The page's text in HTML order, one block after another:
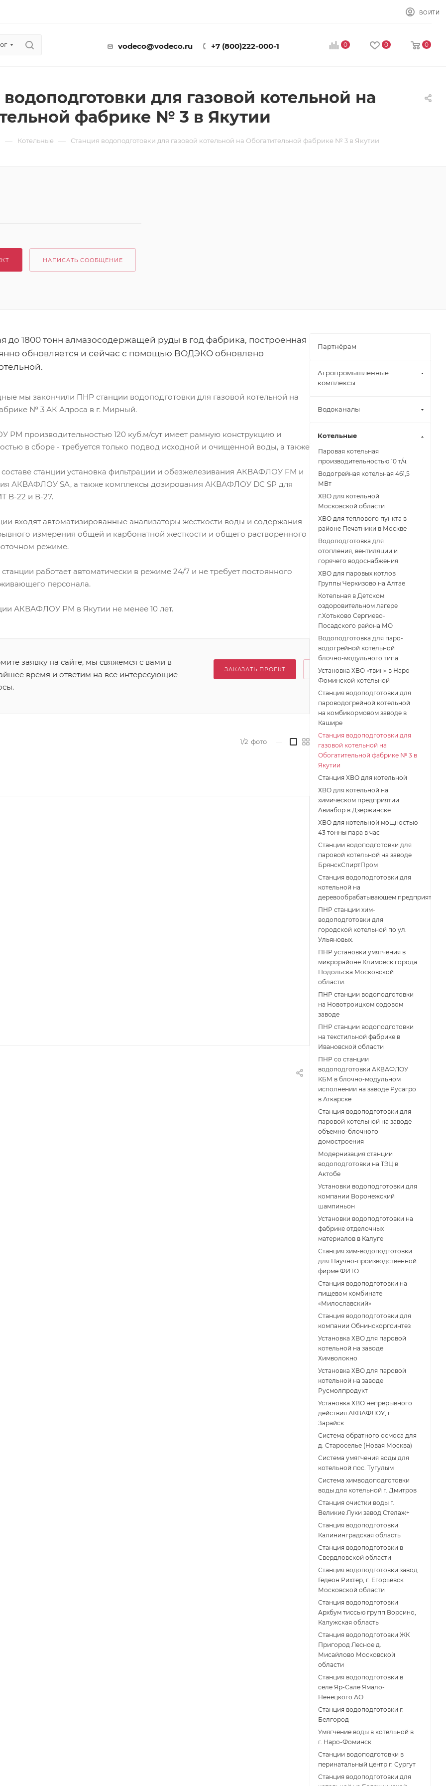
ВОЙТИ
vodeco@vodeco.ru +7 (800)222-000-1 0 0 0
для газовой котельной на
фабрике № 3 в Якутии
— Котельные — Станция водоподготовки для газовой котельной на Обогатительной фабрике № 3 в Якутии
НАПИСАТЬ СООБЩЕНИЕ
до 1800 тонн алмазосодержащей руды в год фабрика, построенная
обновляется и сейчас с помощью ВОДЭКО обновлено
мы закончили ПНР станции водоподготовки для газовой котельной на
№ 3 АК Алроса в г. Мирный.
производительностью 120 куб.м/сут имеет рамную конструкцию и
в сборе - требуется только подвод исходной и очищенной воды, а также
составе станции установка фильтрации и обезжелезивания АКВАФЛОУ FM и
АКВАФЛОУ SA, а также комплексы дозирования АКВАФЛОУ DC SР для
В-22 и В-27.
входят автоматизированные анализаторы жёсткости воды и содержания
измерения общей и карбонатной жесткости и общего растворенного
режиме.
работает автоматически в режиме 24/7 и не требует постоянного
персонала.
АКВАФЛОУ РМ в Якутии не менее 10 лет.
заявку на сайте, мы свяжемся с вами в
время и ответим на все интересующие
ЗАКАЗАТЬ ПРОЕКТ
1/2 фото
Партнёрам
Агропромышленные
комплексы
Водоканалы
Котельные
Паровая котельная
производительностью 10 т/ч.
Водогрейная котельная 461,5
МВт
ХВО для котельной
Московской области
ХВО для теплового пункта в
районе Печатники в Москве
Водоподготовка для
отопления, вентиляции и
горячего водоснабжения
ХВО для паровых котлов
Группы Черкизово на Алтае
Котельная в Детском
оздоровительном лагере
г.Хотьково Сергиево-
Посадского района МО
Водоподготовка для паро-
водогрейной котельной
блочно-модульного типа
Установка ХВО «твин» в Наро-
Фоминской котельной
Станция водоподготовки для
пароводогрейной котельной
на комбикормовом заводе в
Кашире
Станция водоподготовки для
газовой котельной на
Обогатительной фабрике № 3 в
Якутии
Станция ХВО для котельной
ХВО для котельной на
химическом предприятии
Авиабор в Дзержинске
ХВО для котельной мощностью
43 тонны пара в час
Станции водоподготовки для
паровой котельной на заводе
БрянскСпиртПром
Станция водоподготовки для
котельной на
деревообрабатывающем предприятии
ПНР станции хим-
водоподготовки для
городской котельной по ул.
Ульяновых.
ПНР установки умягчения в
микрорайоне Климовск города
Подольска Московской
области.
ПНР станции водоподготовки
на Новотроицком содовом
заводе
ПНР станции водоподготовки
на текстильной фабрике в
Ивановской области
ПНР со станции
водоподготовки АКВАФЛОУ
КБМ в блочно-модульном
исполнении на заводе Русагро
в Аткарске
Станция водоподготовки для
паровой котельной на заводе
объемно-блочного
домостроения
Модернизация станции
водоподготовки на ТЭЦ в
Актобе
Установки водоподготовки для
компании Воронежский
шампиньон
Установки водоподготовки на
фабрике отделочных
материалов в Калуге
Станция хим-водоподготовки
для Научно-производственной
фирме ФИТО
Станция водоподготовки на
пищевом комбинате
«Милославский»
Станция водоподготовки для
компании Обнинскоргсинтез
Установка ХВО для паровой
котельной на заводе
Химволокно
Установка ХВО для паровой
котельной на заводе
Русмолпродукт
Установка ХВО непрерывного
действия АКВАФЛОУ, г.
Зарайск
Система обратного осмоса для
д. Староселье (Новая Москва)
Система умягчения воды для
котельной пос. Тугулым
Система химводоподготовки
воды для котельной г. Дмитров
Станция очистки воды г.
Великие Луки завод Стелаж+
Станция водоподготовки
Калининградская область
Станция водоподготовки в
Свердловской области
Станция водоподготовки завод
Гедеон Рихтер, г. Егорьевск
Московской области
Станция водоподготовки
Архбум тиссью групп Ворсино,
Калужская область
Станция водоподготовки ЖК
Пригород Лесное д.
Мисайлово Московской
области
Станция водоподготовки в
селе Яр-Сале Ямало-
Ненецкого АО
Станция водоподготовки г.
Белгород
Умягчение воды в котельной в
г. Наро-Фоминск
Станции водоподготовки в
перинатальный центр г. Сургут
Станция водоподготовки для